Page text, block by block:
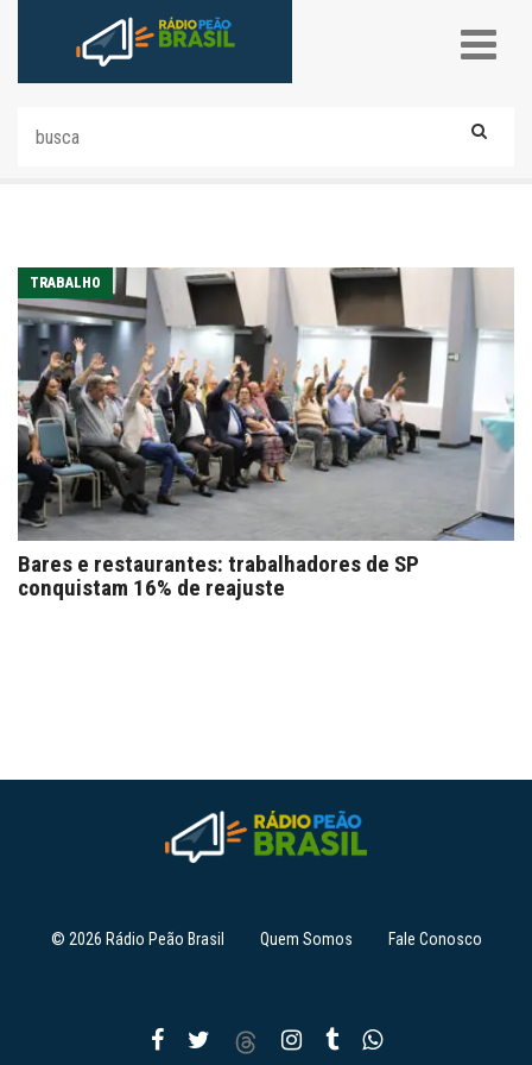
TRABALHO
Bares e restaurantes: trabalhadores de SP
conquistam 16% de reajuste
© 2026 Rádio Peão Brasil Quem Somos Fale Conosco